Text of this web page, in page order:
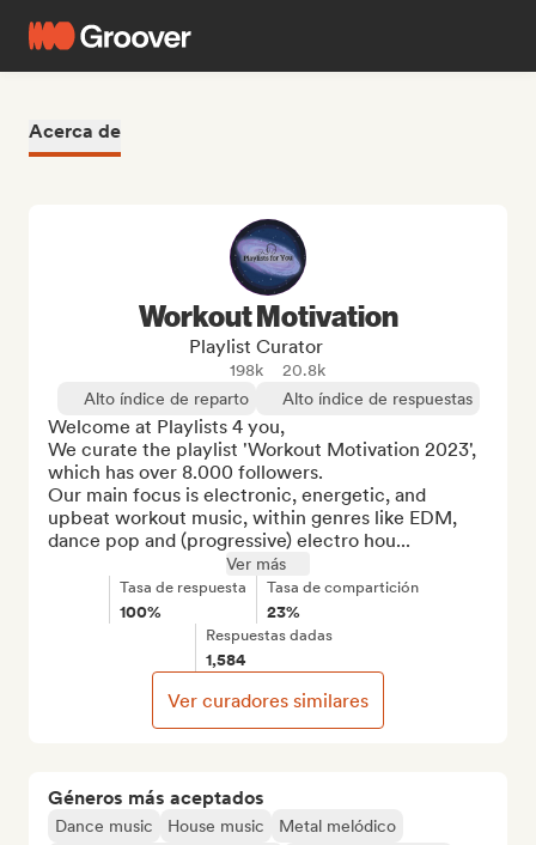
Acerca de
Géneros más aceptados
Dance music House music
Metal melódico
Workout Motivation
Playlist Curator
198k
20.8k
Alto índice de reparto
Alto índice de respuestas
Welcome at Playlists 4 you,
We curate the playlist 'Workout Motivation 2023',
which has over 8.000 followers.
Our main focus is electronic, energetic, and
upbeat workout music, within genres like EDM,
dance pop and (progressive) electro hou...
Ver más
Tasa de respuesta
100%
Tasa de compartición
23%
Respuestas dadas
1,584
Ver curadores similares